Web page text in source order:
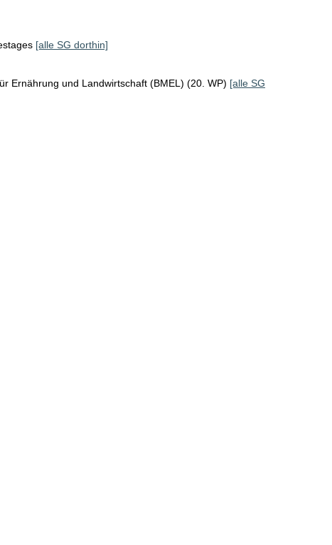
[alle SG dorthin]
Ernährung und Landwirtschaft (BMEL) (20. WP) [alle SG